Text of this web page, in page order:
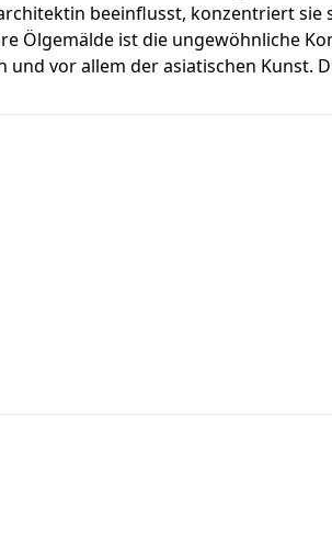
beeinflusst, konzentriert
Ölgemälde ist die ungewöhnliche
vor allem der asiatischen Kunst.